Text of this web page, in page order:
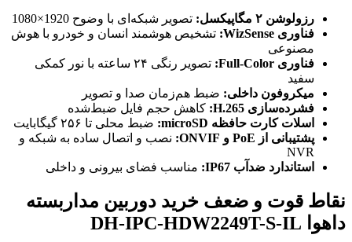
رزولوشن ۲ مگاپیکسل:
تصویر شبکه‌ای با وضوح 1920×1080
فناوری WizSense:
تشخیص هوشمند انسان و خودرو با هوش
مصنوعی
فناوری Full-Color:
تصویر رنگی ۲۴ ساعته با نور کمکی
سفید
میکروفون داخلی: ضبط هم‌زمان صدا و تصویر
فشرده‌سازی H.265:
کاهش حجم فایل ضبط‌شده
اسلات کارت حافظه microSD:
ضبط محلی تا ۲۵۶ گیگابایت
پشتیبانی از PoE و ONVIF:
نصب و اتصال ساده به شبکه و
NVR
استاندارد ضدآب IP67:
مناسب فضای بیرونی و داخلی
نقاط قوت و ضعف خرید دوربین مداربسته
داهوا DH-IPC-HDW2249T-S-IL